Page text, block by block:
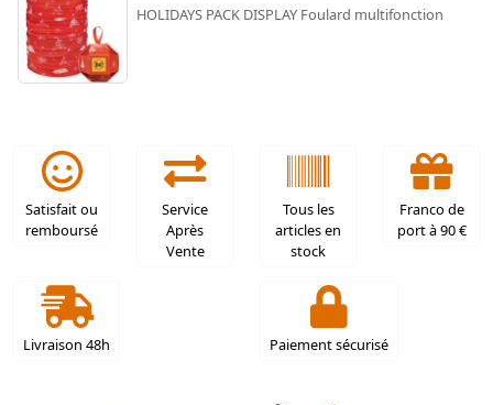
HOLIDAYS PACK DISPLAY Foulard multifonction
Satisfait ou
remboursé
Service
Après
Vente
Tous les
articles en
stock
Franco de
port à 90 €
Livraison 48h Paiement sécurisé